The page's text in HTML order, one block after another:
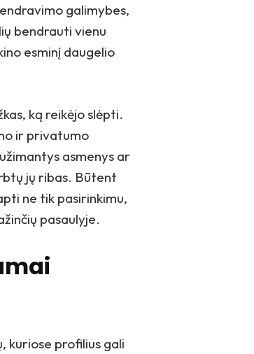
galimybes,
bendrauti vienu
esminį daugelio
ką reikėjo slėpti.
ir privatumo
asmenys ar
jų ribas. Būtent
ne tik pasirinkimu,
pasaulyje.
kuriose profilius gali